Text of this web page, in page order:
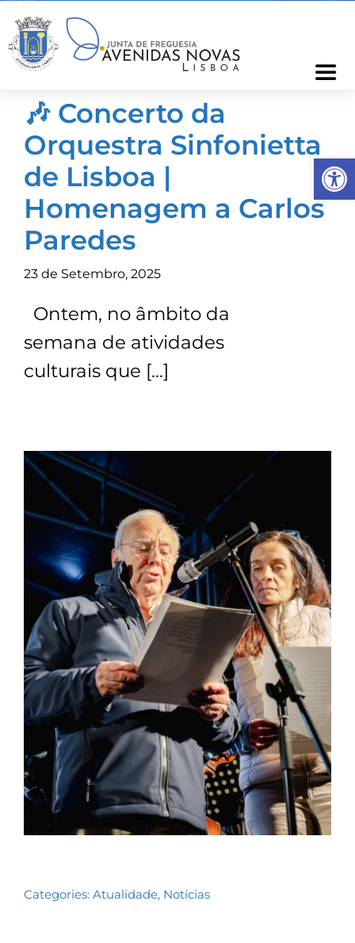
content
Freguesia
Cartão Freguês
Informações
Notícias
Ocorrências
Contactos
🎶 Concerto da
Orquestra Sinfonietta
de Lisboa |
Homenagem a Carlos
Paredes
23 de Setembro, 2025
Ontem, no âmbito da
semana de atividades
culturais que […]
Categories: Atualidade, Notícias